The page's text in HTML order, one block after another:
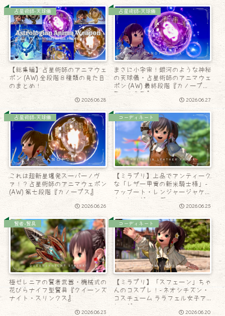
占星術師-天球儀
【総集編】占星術師のアニマウェ
ポン (AW) 全段階８種類の見た目
のまとめ！
2026.06.28
占星術師-天球儀
まさに小宇宙！銀河のような神秘
の天球儀・占星術師のアニマウェ
ポン (AW) 最終段階『カノープ
ス・ルクス』
2026.06.27
占星術師-天球儀
これは超新星爆発スーパーノヴ
ァ！？占星術師のアニマウェポン
(AW) 第七段階『カノープス』
2026.06.26
コーディネート
【ミラプリ】上品でアンティーク
な「レザー甲冑の新米騎士様」-
フッブート・レンジャージャケッ
トアレンジコーデ
2026.06.25
賢者-賢具
極ゼレニアの賢者武器・機械式の
花びらナイフ型賢具『クイーンズ
ナイト・スリンクス』
2026.06.23
コーディネート
【ミラプリ】「スフェーン」ちゃ
んのコスプレ！- ネオシチズン・
コスチューム ララフェル女子ア
レンジ
2026.06.20